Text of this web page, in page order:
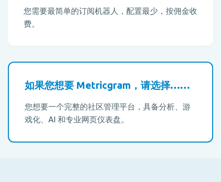
您需要最简单的订阅机器人，配置最少，按佣金收
费。
如果您想要 Metricgram，请选择……
您想要一个完整的社区管理平台，具备分析、游
戏化、AI 和专业网页仪表盘。